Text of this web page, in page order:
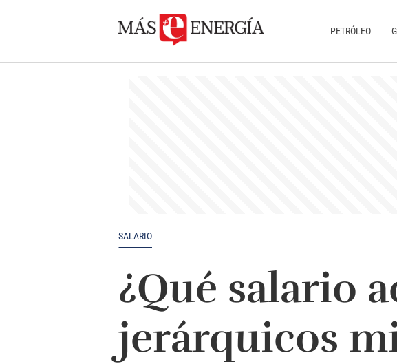
PETRÓLEO
SALARIO
¿Qué salario
jerárquicos